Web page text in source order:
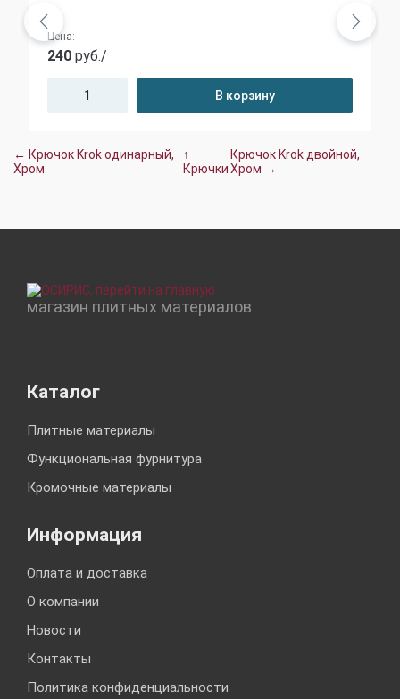
Цена:
240 руб./
В корзину
← Крючок Krok одинарный,
Хром
↑
Крючки
Крючок Krok двойной,
Хром →
магазин плитных материалов
Каталог
Плитные материалы
Функциональная фурнитура
Кромочные материалы
Информация
Оплата и доставка
О компании
Новости
Контакты
Политика конфиденциальности